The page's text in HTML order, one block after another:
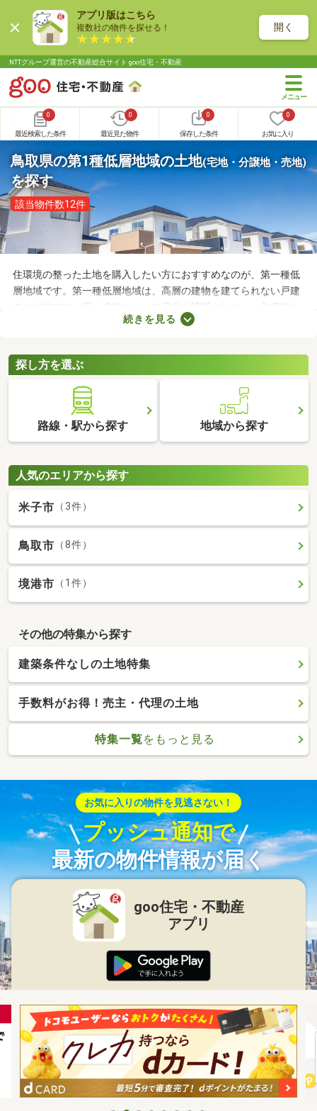
アプリ版はこちら
複数社の物件を探せる！ 開く
NTTグループ運営の不動産総合サイト goo住宅・不動産
0
最近検索した条件
0
最近見た物件
0
保存した条件
0
お気に入り
鳥取県の第1種低層地域の土地(宅地・分譲地・売地)
を探す
該当物件数12件
住環境の整った土地を購入したい方におすすめなのが、第一種低
層地域です。第一種低層地域は、高層の建物を建てられない戸建
てエリアです。高い建物によって日光が遮断されない、住宅街な
ので騒音トラブルが少ないなどのメリットがある地域なので、住
するので、引っ越しを検討している方はぜひチェックしてみてく
ださいね。
続きを見る
探し方を選ぶ
路線・駅から探す 地域から探す
人気のエリアから探す
米子市 （3件）
鳥取市 （8件）
境港市 （1件）
その他の特集から探す
建築条件なしの土地特集
手数料がお得！売主・代理の土地
特集一覧をもっと見る
お気に入りの物件を見逃さない！
プッシュ通知で
最新の物件情報が届く
goo住宅・不動産
アプリ